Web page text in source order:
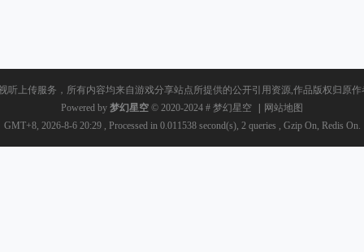
听上传服务，所有内容均来自游戏分享站点所提供的公开引用资源,作品版权归原
Powered by 梦幻星空 © 2020-2024 # 梦幻星空
网站地图
GMT+8, 2026-8-6 20:29, Processed in 0.011538 second(s), 2 queries , Gzip On, Redis On.